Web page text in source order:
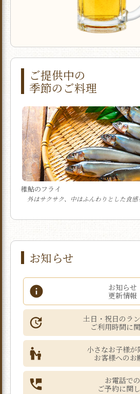
ご提供中の
季節のご料理
稚鮎のフライ
外はサクサク、中はふんわりとした食感
お知らせ
お知らせ
更新情報
土日・祝日のラ
ご利用時間に
小さなお子様が
お客様へのお
お電話での
ご予約に関